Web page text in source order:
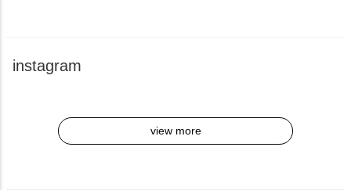
instagram
view more